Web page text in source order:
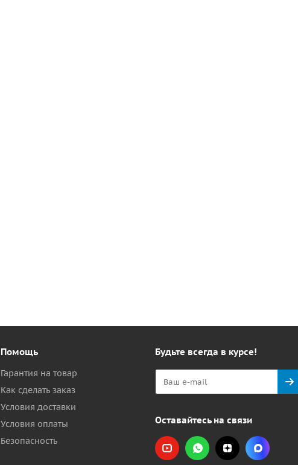
Помощь
Гарантия на товар
Как сделать заказ
Условия доставки
Условия оплаты
Безопасность
Будьте всегда в курсе!
Оставайтесь на связи